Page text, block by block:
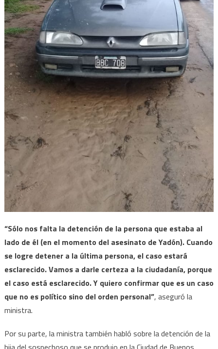
“Sólo nos falta la detención de la persona que estaba al
lado de él (en el momento del asesinato de Yadón). Cuando
se logre detener a la última persona, el caso estará
esclarecido. Vamos a darle certeza a la ciudadanía, porque
el caso está esclarecido. Y quiero confirmar que es un caso
que no es político sino del orden personal”, aseguró la
ministra.
Por su parte, la ministra también habló sobre la detención de la